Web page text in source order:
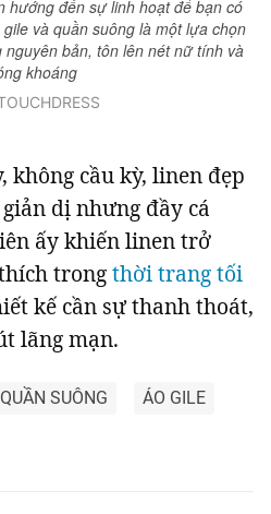
hướng đến sự linh hoạt để bạn có
và quần suông là một lựa chọn
bản, tôn lên nét nữ tính và
khoáng
không cầu kỳ, linen đẹp
dị nhưng đầy cá
ấy khiến linen trở
trongthời trang tối
kế cần sự thanh thoát,
lãng mạn.
QUẦN SUÔNG
ÁO GILE